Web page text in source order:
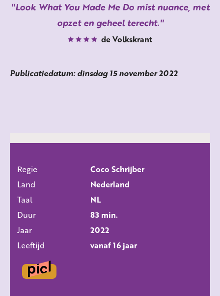
Look What You Made Me Do mist nuance, met
opzet en geheel terecht.
de Volkskrant
Publicatiedatum: dinsdag 15 november 2022
ALLE FILMS
Regie
Coco Schrijber
Land
Nederland
Taal
NL
Duur
83 min.
Jaar
2022
Leeftijd
vanaf 16 jaar